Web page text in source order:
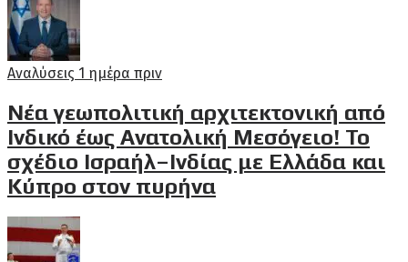
Αναλύσεις 1 ημέρα πριν
Νέα γεωπολιτική αρχιτεκτονική από
Ινδικό έως Ανατολική Μεσόγειο! Το
σχέδιο Ισραήλ–Ινδίας με Ελλάδα και
Κύπρο στον πυρήνα